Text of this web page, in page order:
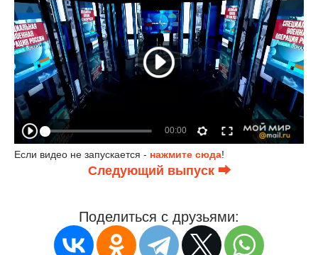
Если видео не запускается - нажмите сюда!
Следующий выпуск ⮕
Поделиться с друзьями: